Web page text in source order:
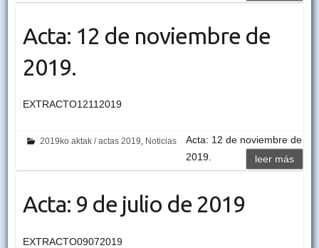
Acta: 12 de noviembre de
2019.
EXTRACTO12112019
2019ko aktak / actas 2019, Noticias
Acta: 12 de noviembre de
2019.
leer más
Acta: 9 de julio de 2019
EXTRACTO09072019